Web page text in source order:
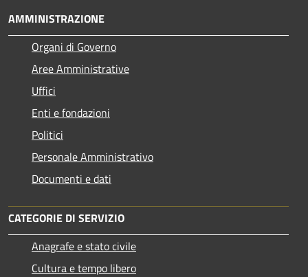
AMMINISTRAZIONE
Organi di Governo
Aree Amministrative
Uffici
Enti e fondazioni
Politici
Personale Amministrativo
Documenti e dati
CATEGORIE DI SERVIZIO
Anagrafe e stato civile
Cultura e tempo libero